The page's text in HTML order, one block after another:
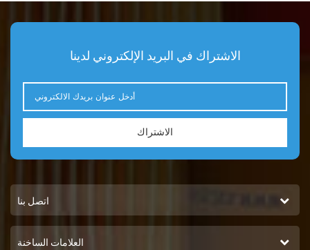
الاشتراك في البريد الإلكتروني لدينا
الاشتراك
اتصل بنا
العلامات الساخنة